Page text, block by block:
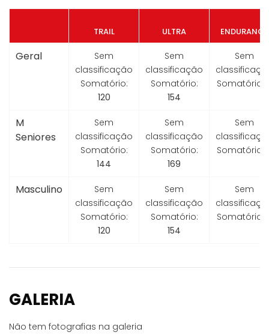
TRAIL ULTRA ENDURANCE
Geral
Sem
classificação
Somatório:
120
Sem
classificação
Somatório:
154
Sem
Somatório:
M
Seniores
Sem
classificação
Somatório:
144
Sem
classificação
Somatório:
169
Sem
Somatório:
Masculino
Sem
classificação
Somatório:
120
Sem
classificação
Somatório:
154
Sem
Somatório:
GALERIA
Não tem fotografias na galeria